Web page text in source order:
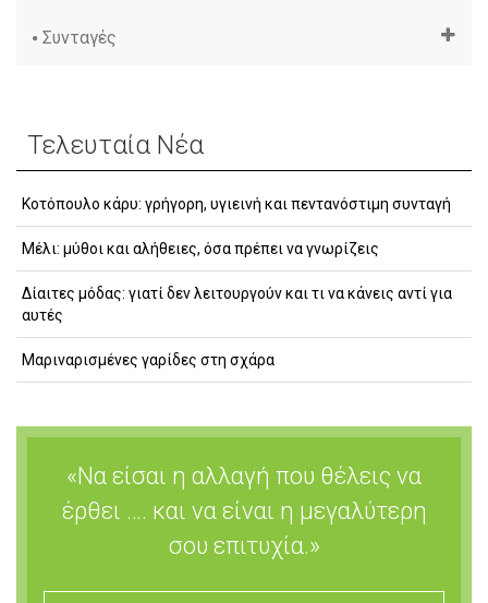
Συνταγές
Τελευταία Νέα
Κοτόπουλο κάρυ: γρήγορη, υγιεινή και πεντανόστιμη συνταγή
Μέλι: μύθοι και αλήθειες, όσα πρέπει να γνωρίζεις
Δίαιτες μόδας: γιατί δεν λειτουργούν και τι να κάνεις αντί για
αυτές
Μαριναρισμένες γαρίδες στη σχάρα
«Να είσαι η αλλαγή που θέλεις να
έρθει …. και να είναι η μεγαλύτερη
σου επιτυχία.»